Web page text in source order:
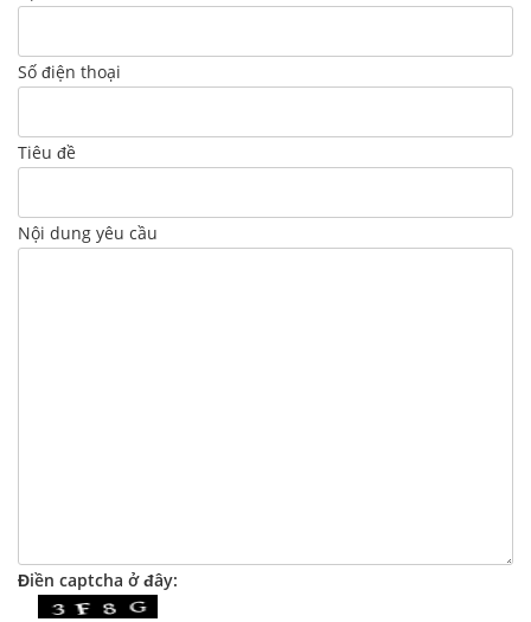
Số điện thoại
Tiêu đề
Nội dung yêu cầu
Điền captcha ở đây: